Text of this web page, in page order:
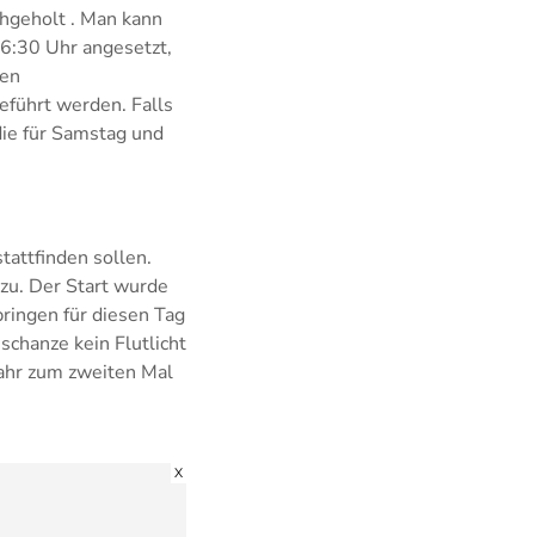
. Man kann
Uhr angesetzt,
werden. Falls
für Samstag und
sollen.
Der Start wurde
für diesen Tag
kein Flutlicht
zum zweiten Mal
X